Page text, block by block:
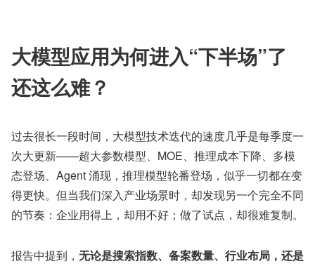
大模型应用为何进入“下半场”了
还这么难？
过去很长一段时间，大模型技术迭代的速度几乎是每季度一
次大更新——超大参数模型、MOE、推理成本下降、多模
态登场、Agent 涌现，推理模型轮番登场，似乎一切都在变
得更快。但当我们深入产业场景时，却发现另一个完全不同
的节奏：企业用得上，却用不好；做了试点，却很难复制。
报告中提到， 无论是搜索指数、备案数量、行业布局，还是